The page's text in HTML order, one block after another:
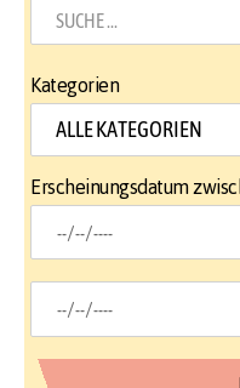
Kategorien
Erscheinungsdatum